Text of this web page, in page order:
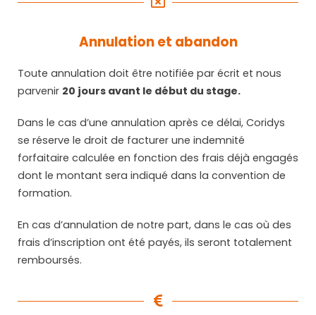
Annulation et abandon
Toute annulation doit être notifiée par écrit et nous
parvenir 20 jours avant le début du stage.
Dans le cas d’une annulation après ce délai, Coridys
se réserve le droit de facturer une indemnité
forfaitaire calculée en fonction des frais déjà engagés
dont le montant sera indiqué dans la convention de
formation.
En cas d’annulation de notre part, dans le cas où des
frais d’inscription ont été payés, ils seront totalement
remboursés.